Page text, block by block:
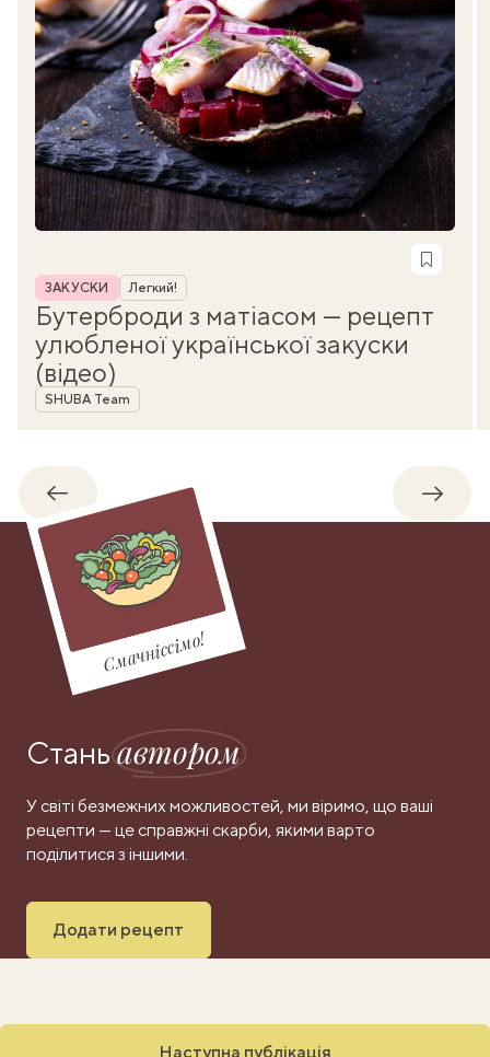
Рубрика
ЗАКУСКИ Легкий!
Бутерброди з матіасом — рецепт
улюбленої української закуски
(відео)
Автор
SHUBA Team
Назад
Смачніссімо!
Станьавтором
У світі безмежних можливостей, ми віримо, що ваші
рецепти — це справжні скарби, якими варто
поділитися з іншими.
Додати рецепт
Наступна публікація